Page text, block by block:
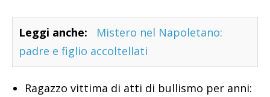
Leggi anche:
Mistero nel Napoletano:
padre e figlio accoltellati
Ragazzo vittima di atti di bullismo per anni: